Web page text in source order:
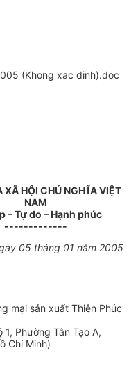
(Khong xac dinh).doc
XÃ HỘI CHỦ NGHĨA VIỆT
NAM
– Tự do – Hạnh phúc
-------------
05 tháng 01 năm 2005
mại sản xuất Thiên Phúc
1, Phường Tân Tạo A,
Chí Minh)